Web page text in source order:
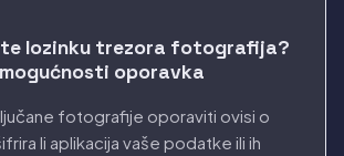
lozinku trezora fotografija?
oporavka
fotografije oporaviti ovisi o
li aplikacija vaše podatke ili ih